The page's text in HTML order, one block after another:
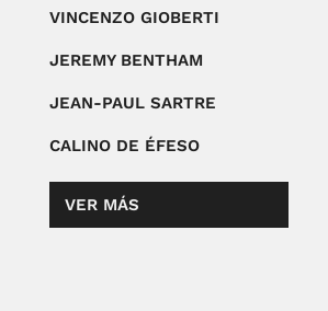
VINCENZO GIOBERTI
JEREMY BENTHAM
JEAN-PAUL SARTRE
CALINO DE ÉFESO
VER MÁS